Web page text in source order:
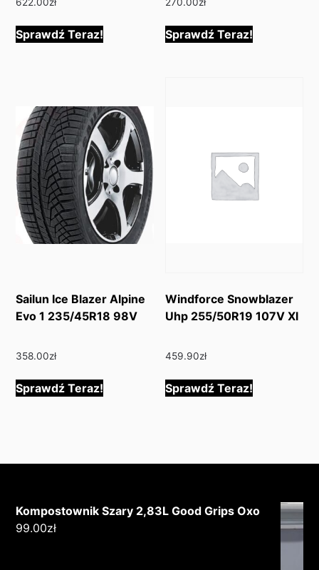
622.00zł
Sprawdź Teraz!
270.00zł
Sprawdź Teraz!
Sailun Ice Blazer Alpine
Evo 1 235/45R18 98V
358.00zł
Sprawdź Teraz!
Windforce Snowblazer
Uhp 255/50R19 107V Xl
459.90zł
Sprawdź Teraz!
Kompostownik Szary 2,83L Good Grips Oxo
99.00zł